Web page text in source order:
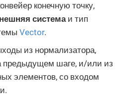
конечную точку,
системаи тип
Vector.
из нормализатора,
предыдущем шаге, и/или из
элементов, со входом